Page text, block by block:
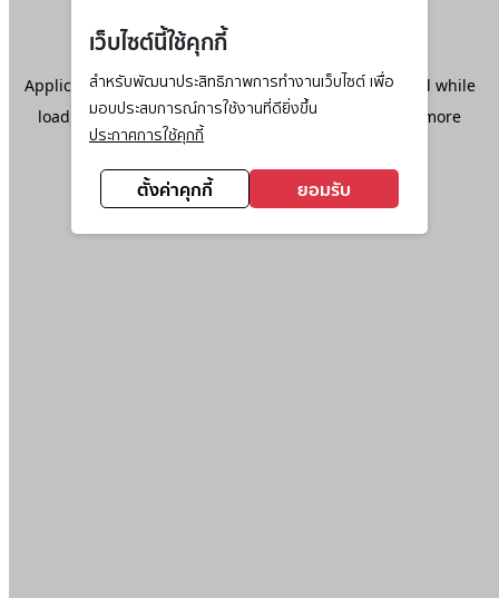
เว็บไซต์นี้ใช้คุกกี้
สำหรับพัฒนาประสิทธิภาพการทำงานเว็บไซต์ เพื่อ
มอบประสบการณ์การใช้งานที่ดียิ่งขึ้น
ประกาศการใช้คุกกี้
ตั้งค่าคุกกี้ ยอมรับ
Application error: aclient-side exception has occurred while
loadingwww.ktc.co.th(see the browser console
for more
information).